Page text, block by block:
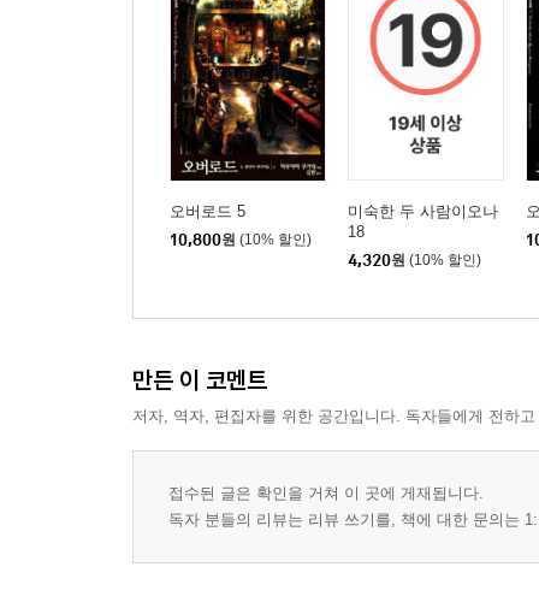
오버로드 5
10,800원 (10% 할인)
미숙한 두 사람이오나
18
4,320원 (10% 할인)
만든 이 코멘트
저자, 역자, 편집자를 위한 공간입니다. 독자들에게 전하
접수된 글은 확인을 거쳐 이 곳에 게재됩니다.
독자 분들의 리뷰는 리뷰 쓰기를, 책에 대한 문의는